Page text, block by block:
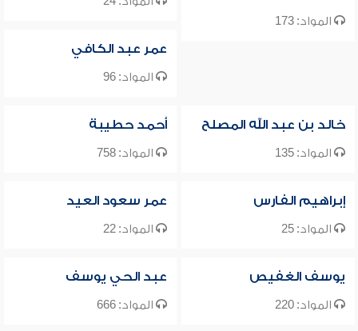
المواد: 173
عمر عبد الكافي
المواد: 96
خالد بن عبد الله المصلح
المواد: 135
أحمد حطيبة
المواد: 758
إبراهيم الفارس
المواد: 25
عمر سعود العيد
المواد: 22
يوسف الغفيص
المواد: 220
عبد الحي يوسف
المواد: 666